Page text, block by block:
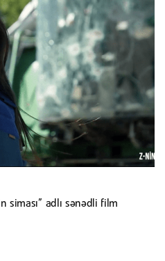
siması” adlı sənədli film